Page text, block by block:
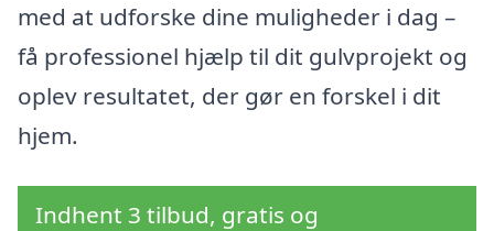
med at udforske dine muligheder i dag –
få professionel hjælp til dit gulvprojekt og
oplev resultatet, der gør en forskel i dit
hjem.
Indhent 3 tilbud, gratis og